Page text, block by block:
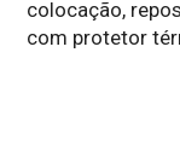
colocação,
com protetor